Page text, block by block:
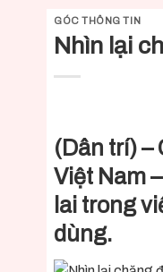
GÓC THÔNG TIN
Nhìn lại
(Dân trí) –
Việt Nam
lai trong
dùng.